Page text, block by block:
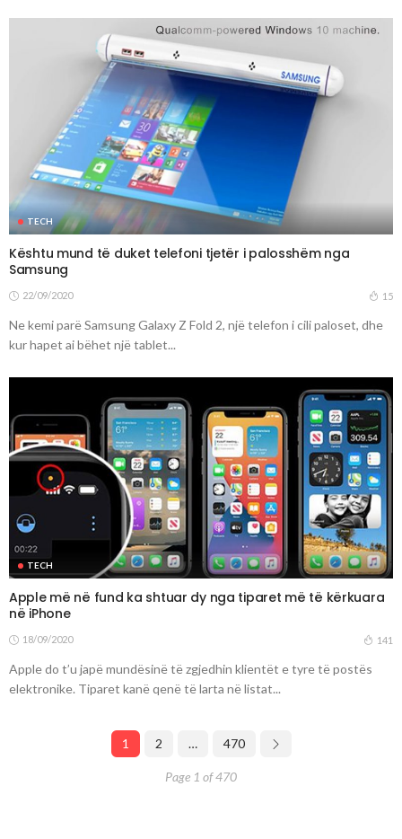
TECH
Kështu mund të duket telefoni tjetër i palosshëm nga
Samsung
22/09/2020 15
Ne kemi parë Samsung Galaxy Z Fold 2, një telefon i cili paloset, dhe
kur hapet ai bëhet një tablet...
TECH
Apple më në fund ka shtuar dy nga tiparet më të kërkuara
në iPhone
18/09/2020 141
Apple do t’u japë mundësinë të zgjedhin klientët e tyre të postës
elektronike. Tiparet kanë qenë të larta në listat...
1 2 … 470
Page 1 of 470